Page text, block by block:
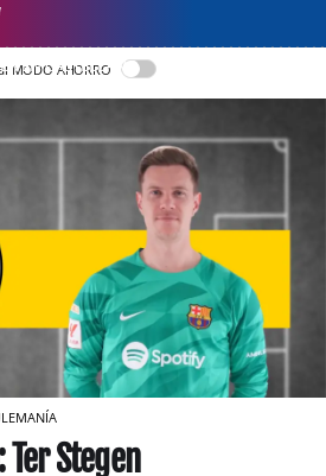
EN CASTELLANO
MODO AHORRO
Stegen